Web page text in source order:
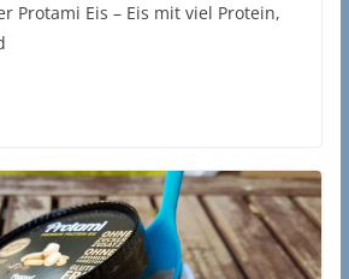
Protami Eis – Eis mit viel Protein,